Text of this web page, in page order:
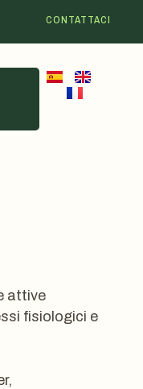
CONTATTACI
attive
fisiologici e